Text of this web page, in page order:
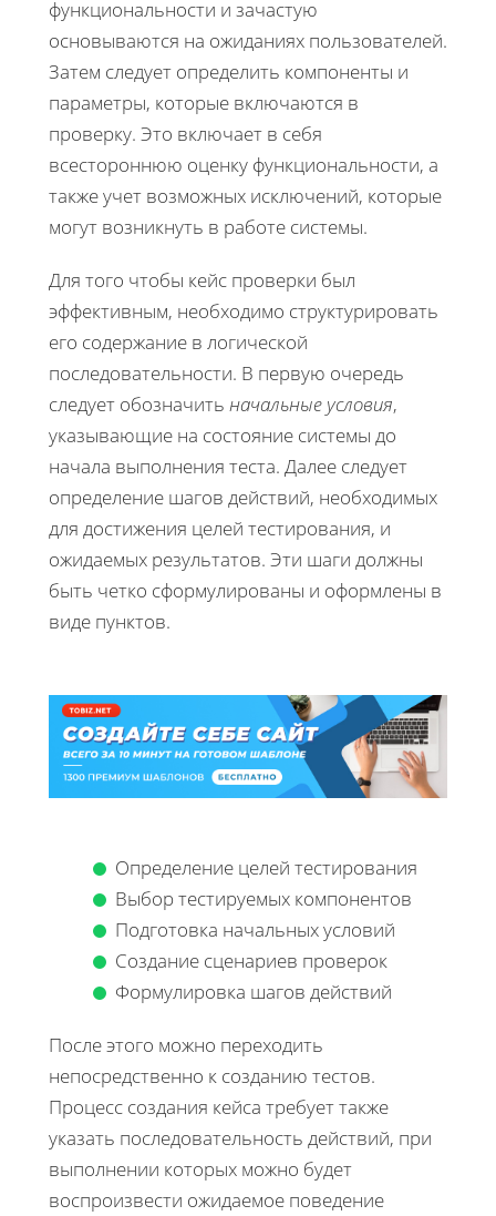
функциональности и зачастую
основываются на ожиданиях пользователей.
Затем следует определить компоненты и
параметры, которые включаются в
проверку. Это включает в себя
всестороннюю оценку функциональности, а
также учет возможных исключений, которые
могут возникнуть в работе системы.
Для того чтобы кейс проверки был
эффективным, необходимо структурировать
его содержание в логической
последовательности. В первую очередь
следует обозначить начальные условия,
указывающие на состояние системы до
начала выполнения теста. Далее следует
определение шагов действий, необходимых
для достижения целей тестирования, и
ожидаемых результатов. Эти шаги должны
быть четко сформулированы и оформлены в
виде пунктов.
Определение целей тестирования
Выбор тестируемых компонентов
Подготовка начальных условий
Создание сценариев проверок
Формулировка шагов действий
После этого можно переходить
непосредственно к созданию тестов.
Процесс создания кейса требует также
указать последовательность действий, при
выполнении которых можно будет
воспроизвести ожидаемое поведение